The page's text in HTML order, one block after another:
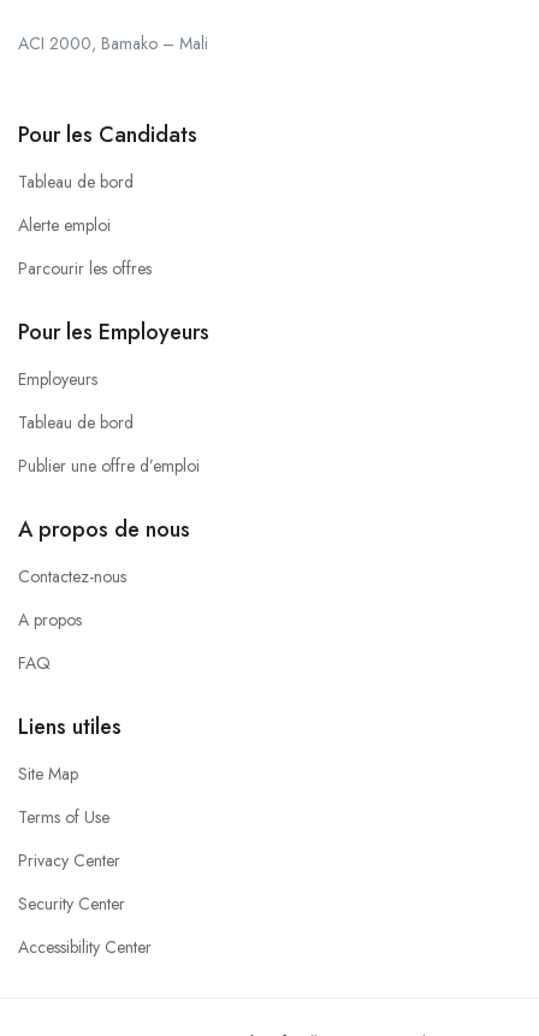
ACI 2000, Bamako – Mali
Pour les Candidats
Tableau de bord
Alerte emploi
Parcourir les offres
Pour les Employeurs
Employeurs
Tableau de bord
Publier une offre d’emploi
A propos de nous
Contactez-nous
A propos
FAQ
Liens utiles
Site Map
Terms of Use
Privacy Center
Security Center
Accessibility Center